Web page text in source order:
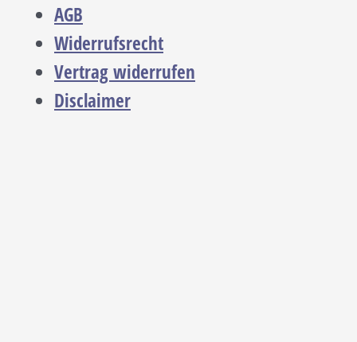
AGB
Widerrufsrecht
Vertrag widerrufen
Disclaimer